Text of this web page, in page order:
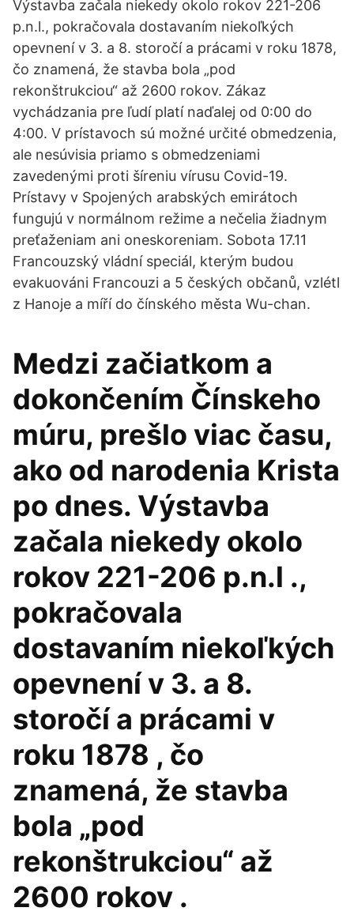
Výstavba začala niekedy okolo rokov 221-206
p.n.l., pokračovala dostavaním niekoľkých
opevnení v 3. a 8. storočí a prácami v roku 1878,
čo znamená, že stavba bola „pod
rekonštrukciou“ až 2600 rokov. Zákaz
vychádzania pre ľudí platí naďalej od 0:00 do
4:00. V prístavoch sú možné určité obmedzenia,
ale nesúvisia priamo s obmedzeniami
zavedenými proti šíreniu vírusu Covid-19.
Prístavy v Spojených arabských emirátoch
fungujú v normálnom režime a nečelia žiadnym
preťaženiam ani oneskoreniam. Sobota 17.11
Francouzský vládní speciál, kterým budou
evakuováni Francouzi a 5 českých občanů, vzlétl
z Hanoje a míří do čínského města Wu-chan.
Medzi začiatkom a
dokončením Čínskeho
múru, prešlo viac času,
ako od narodenia Krista
po dnes. Výstavba
začala niekedy okolo
rokov 221-206 p.n.l .,
pokračovala
dostavaním niekoľkých
opevnení v 3. a 8.
storočí a prácami v
roku 1878 , čo
znamená, že stavba
bola „pod
rekonštrukciou“ až
2600 rokov .